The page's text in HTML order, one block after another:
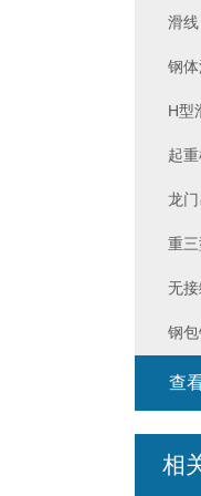
滑线
钢
H型
起
龙
重
无
钢
查
相